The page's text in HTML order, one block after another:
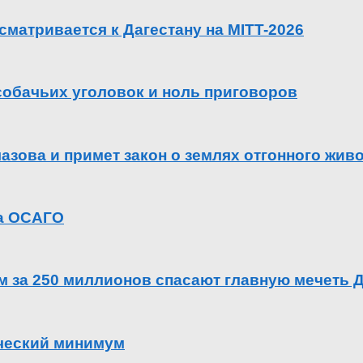
к Дагестану на MITT-2026
уголовок и ноль приговоров
и примет закон о землях отгонного
ОСАГО
за 250 миллионов спасают главную мечеть
минимум